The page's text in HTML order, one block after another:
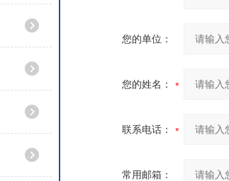
您的单位：
您的姓名：
联系电话：
常用邮箱：